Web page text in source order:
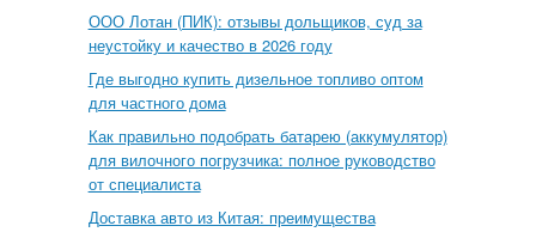
ООО Лотан (ПИК): отзывы дольщиков, суд за
неустойку и качество в 2026 году
Где выгодно купить дизельное топливо оптом
для частного дома
Как правильно подобрать батарею (аккумулятор)
для вилочного погрузчика: полное руководство
от специалиста
Доставка авто из Китая: преимущества